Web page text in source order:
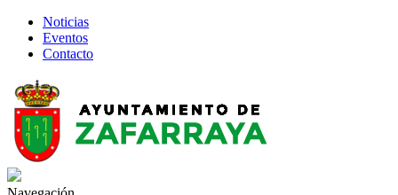
Noticias
Eventos
Contacto